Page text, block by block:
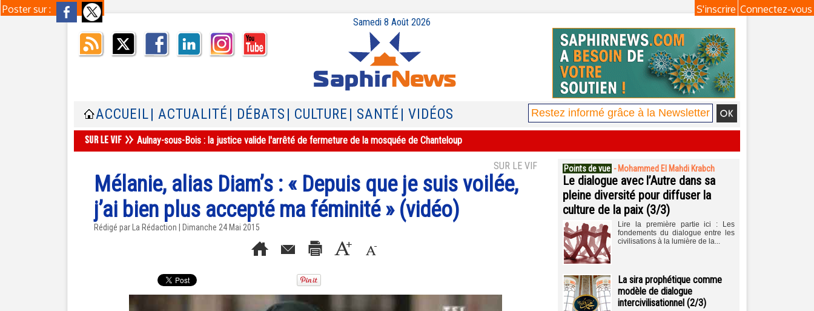
Poster sur : Connectez-vous
S'inscrire
Samedi 8 Août 2026
ACCUEIL | ACTUALITÉ | DÉBATS | CULTURE | SANTÉ | VIDÉOS
Aulnay-sous-Bois : la justice valide l'arrêté de fermeture de la mosquée de Chanteloup
SUR LE VIF
Mélanie, alias Diam’s : « Depuis que je suis voilée,
j’ai bien plus accepté ma féminité » (vidéo)
Rédigé par La Rédaction | Dimanche 24 Mai 2015
Points de vue - Mohammed El Mahdi Krabch
Le dialogue avec l’Autre dans sa
pleine diversité pour diffuser la
culture de la paix (3/3)
Lire la première partie ici : Les
fondements du dialogue entre les
civilisations à la lumière de la...
La sira prophétique comme
modèle de dialogue
intercivilisationnel (2/3)